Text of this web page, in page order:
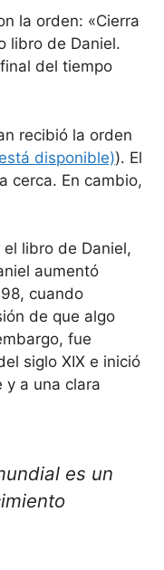
la orden: «Cierra
libro de Daniel.
del tiempo
recibió la orden
). El
cerca. En cambio,
libro de Daniel,
aumentó
cuando
de que algo
fue
siglo XIX e inició
y a una clara
es un